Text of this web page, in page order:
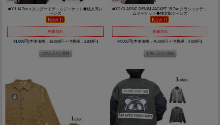
#001 14.7ozスタンダードデニムジャケット◆桃太郎ジ
ーンズ
在庫切れ
41,800円(本体価格：38,000円 + 消費税：3,800円)
#002 CLASSIC DENIM JACKET 15.7oz クラシックデニ
ムジャケット◆桃太郎ジーンズ
在庫切れ
44,000円(本体価格：40,000円 + 消費税：4,000円)